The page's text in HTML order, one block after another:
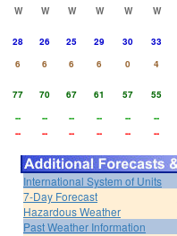
W W W W W W
28 26 25 29 30 33
6 6 6 6 0 4
77 70 67 61 57 55
-- -- -- -- -- --
-- -- -- -- -- --
International System of Units
7-Day Forecast
Hazardous Weather
Past Weather Information